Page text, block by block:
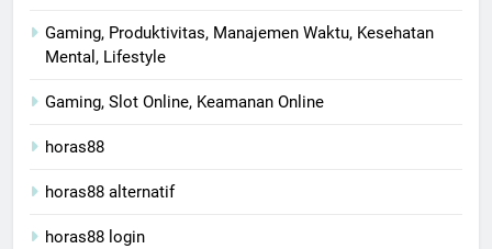
Gaming, Produktivitas, Manajemen Waktu, Kesehatan
Mental, Lifestyle
Gaming, Slot Online, Keamanan Online
horas88
horas88 alternatif
horas88 login